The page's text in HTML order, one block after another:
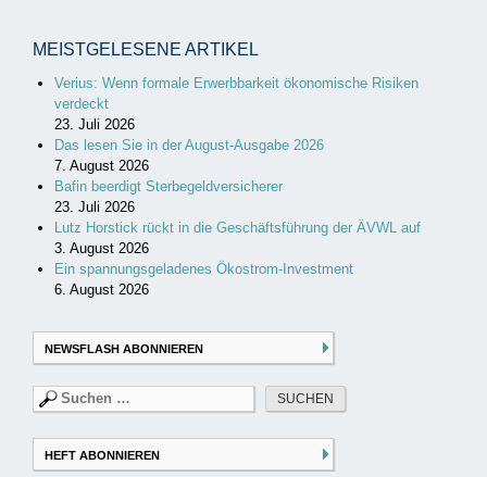
MEISTGELESENE ARTIKEL
Verius: Wenn formale Erwerbbarkeit ökonomische Risiken
verdeckt
23. Juli 2026
Das lesen Sie in der August-Ausgabe 2026
7. August 2026
Bafin beerdigt Sterbegeldversicherer
23. Juli 2026
Lutz Horstick rückt in die Geschäftsführung der ÄVWL auf
3. August 2026
Ein spannungsgeladenes Ökostrom-Investment
6. August 2026
NEWSFLASH ABONNIEREN
Suchen
nach:
HEFT ABONNIEREN